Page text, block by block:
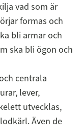
vad som är
formas och
bli armar och
ska bli ögon och
centrala
lever,
utvecklas,
Även de